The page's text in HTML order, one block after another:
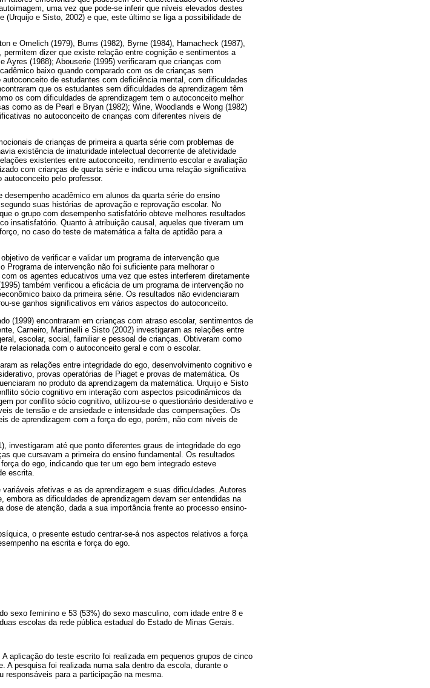
uma vez que pode-se inferir que níveis elevados destes
e Sisto, 2002) e que, este último se liga a possibilidade de
e Omelich (1979), Burns (1982), Byrne (1984), Hamacheck (1987),
dizer que existe relação entre cognição e sentimentos a
(1988); Abouserie (1995) verificaram que crianças com
baixo quando comparado com os de crianças sem
de estudantes com deficiência mental, com dificuldades
que os estudantes sem dificuldades de aprendizagem têm
os com dificuldades de aprendizagem tem o autoconceito melhor
como as de Pearl e Bryan (1982); Wine, Woodlands e Wong (1982)
no autoconceito de crianças com diferentes níveis de
de crianças de primeira a quarta série com problemas de
existência de imaturidade intelectual decorrente de afetividade
existentes entre autoconceito, rendimento escolar e avaliação
com crianças de quarta série e indicou uma relação significativa
pelo professor.
acadêmico em alunos da quarta série do ensino
suas histórias de aprovação e reprovação escolar. No
o grupo com desempenho satisfatório obteve melhores resultados
insatisfatório. Quanto à atribuição causal, aqueles que tiveram um
no caso do teste de matemática a falta de aptidão para a
de verificar e validar um programa de intervenção que
Programa de intervenção não foi suficiente para melhorar o
os agentes educativos uma vez que estes interferem diretamente
também verificou a eficácia de um programa de intervenção no
baixo da primeira série. Os resultados não evidenciaram
se ganhos significativos em vários aspectos do autoconceito.
(1999) encontraram em crianças com atraso escolar, sentimentos de
Carneiro, Martinelli e Sisto (2002) investigaram as relações entre
escolar, social, familiar e pessoal de crianças. Obtiveram como
relacionada com o autoconceito geral e com o escolar.
as relações entre integridade do ego, desenvolvimento cognitivo e
provas operatórias de Piaget e provas de matemática. Os
no produto da aprendizagem da matemática. Urquijo e Sisto
sócio cognitivo em interação com aspectos psicodinâmicos da
por conflito sócio cognitivo, utilizou-se o questionário desiderativo e
de tensão e de ansiedade e intensidade das compensações. Os
de aprendizagem com a força do ego, porém, não com níveis de
investigaram até que ponto diferentes graus de integridade do ego
que cursavam a primeira do ensino fundamental. Os resultados
do ego, indicando que ter um ego bem integrado esteve
escrita.
afetivas e as de aprendizagem e suas dificuldades. Autores
as dificuldades de aprendizagem devam ser entendidas na
de atenção, dada a sua importância frente ao processo ensino-
o presente estudo centrar-se-á nos aspectos relativos a força
na escrita e força do ego.
sexo feminino e 53 (53%) do sexo masculino, com idade entre 8 e
escolas da rede pública estadual do Estado de Minas Gerais.
aplicação do teste escrito foi realizada em pequenos grupos de cinco
A pesquisa foi realizada numa sala dentro da escola, durante o
responsáveis para a participação na mesma.